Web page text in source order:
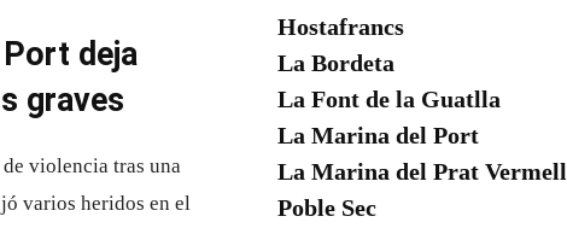
deja
graves
violencia tras una
varios heridos en el
Hostafrancs
La Bordeta
La Font de la Guatlla
La Marina del Port
La Marina del Prat Vermell
Poble Sec